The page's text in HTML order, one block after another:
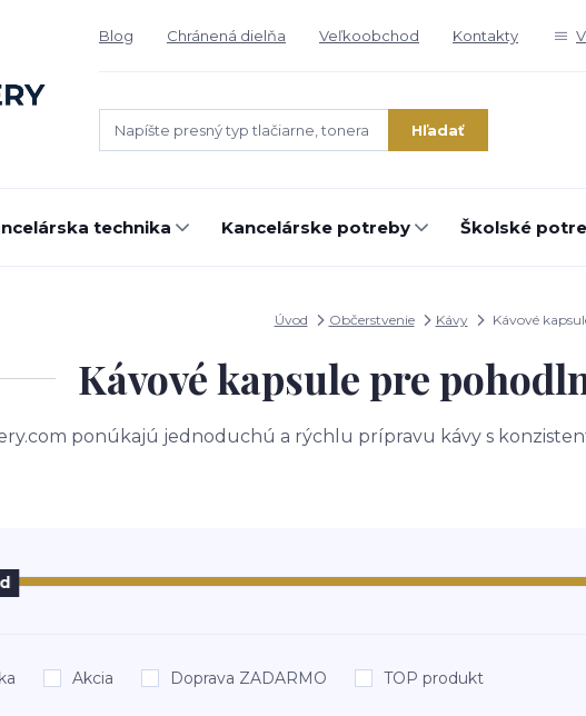
Blog Chránená dielňa Veľkoobchod Kontakty
Hľadať
technika Kancelárske potreby Školské
Úvod Občerstvenie Kávy Kávové
Kávové kapsule pre
ponúkajú jednoduchú a rýchlu prípravu kávy s
Akcia Doprava ZADARMO TOP produkt